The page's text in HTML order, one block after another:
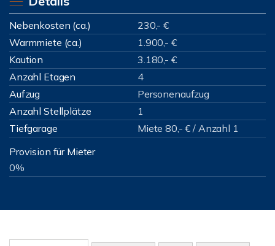
Nebenkosten (ca.)
230,- €
Warmmiete (ca.)
1.900,- €
Kaution
3.180,- €
Anzahl Etagen
4
Aufzug
Personenaufzug
Anzahl Stellplätze
1
Tiefgarage
Miete 80,- € / Anzahl 1
Provision für Mieter
0%